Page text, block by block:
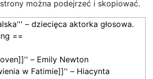
można podejrzeć i skopiować.